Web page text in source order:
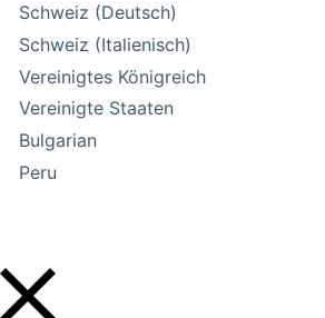
Schweiz (Deutsch)
Schweiz (Italienisch)
Vereinigtes Königreich
Vereinigte Staaten
Bulgarian
Peru